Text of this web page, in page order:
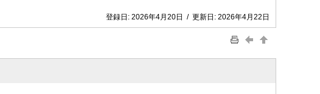
登録日: 2026年4月20日 / 更新日: 2026年4月22日